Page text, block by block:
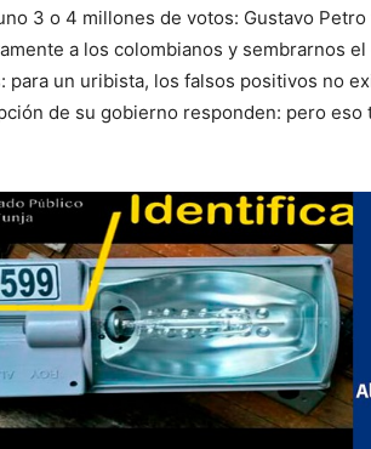
3 o 4 millones de votos: Gustavo
a los colombianos y sembrarnos
para un uribista, los falsos positivos no
de su gobierno responden: pero